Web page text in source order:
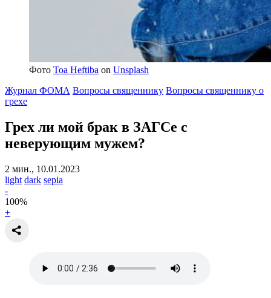
Фото Toa Heftiba on Unsplash
Журнал ФОМА Вопросы священнику Вопросы священнику о
грехе
Грех ли мой брак в ЗАГСе с
неверующим мужем?
2 мин., 10.01.2023
light dark sepia
-
100%
+